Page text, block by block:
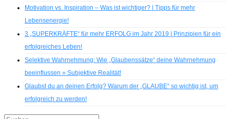
Motivation vs. Inspiration – Was ist wichtiger? | Tipps für mehr
Lebensenergie!
3 „SUPERKRÄFTE“ für mehr ERFOLG im Jahr 2019 | Prinzipien für ein
erfolgreiches Leben!
Selektive Wahrnehmung: Wie „Glaubenssätze“ deine Wahrnehmung
beeinflussen » Subjektive Realität!
Glaubst du an deinen Erfolg? Warum der „GLAUBE“ so wichtig ist, um
erfolgreich zu werden!